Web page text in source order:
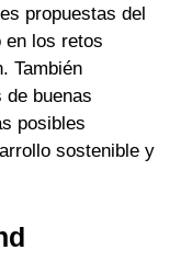
propuestas del
en los retos
También
de buenas
posibles
sostenible y